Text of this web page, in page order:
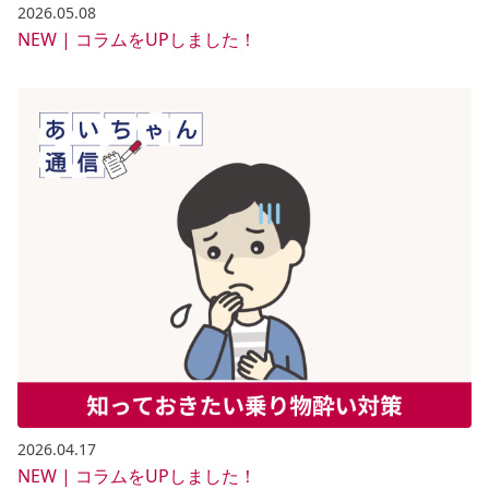
2026.05.08
NEW | コラムをUPしました！
2026.04.17
NEW | コラムをUPしました！